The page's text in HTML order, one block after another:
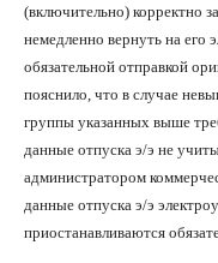
(включительно) корректно
немедленно вернуть на его
обязательной отправкой
пояснило, что в случае
группы указанных выше
данные отпуска э/э не
администратором
данные отпуска э/э
приостанавливаются